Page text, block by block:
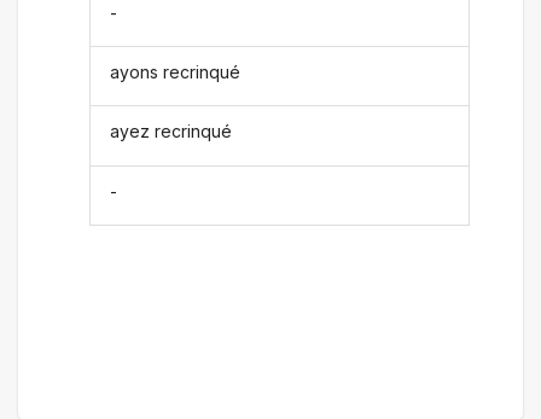
-
ayons recrinqué
ayez recrinqué
-